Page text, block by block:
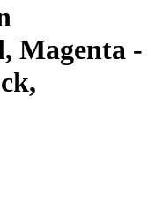
Magenta -